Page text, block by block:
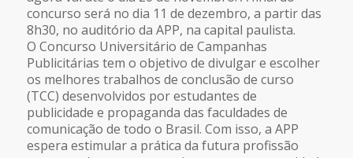
concurso será no dia 11 de dezembro, a partir das
8h30, no auditório da APP, na capital paulista.
O Concurso Universitário de Campanhas
Publicitárias tem o objetivo de divulgar e escolher
os melhores trabalhos de conclusão de curso
(TCC) desenvolvidos por estudantes de
publicidade e propaganda das faculdades de
comunicação de todo o Brasil. Com isso, a APP
espera estimular a prática da futura profissão